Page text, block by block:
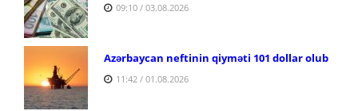
09:10 / 03.08.2026
Azərbaycan neftinin qiyməti 101 dollar olub
11:42 / 01.08.2026